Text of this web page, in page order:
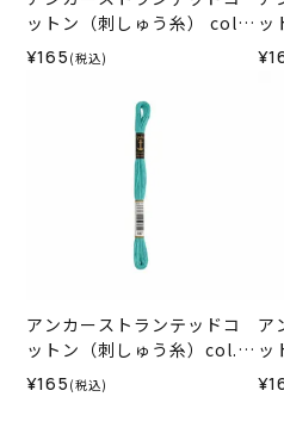
ットン（刺しゅう糸） col.1
17
¥165 (税込)
ッ
アンカーストランテッドコ
ットン（刺しゅう糸）col.0
187
¥165 (税込)
ア
ッ